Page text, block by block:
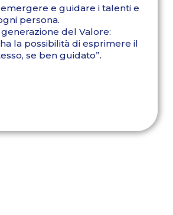
e guidare i talenti e
persona.
del Valore:
la possibilità di esprimere il
se ben guidato”.